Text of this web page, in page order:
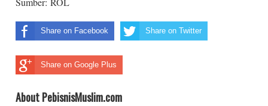
Share on Facebook Share on Twitter
Share on Google Plus
About PebisnisMuslim.com